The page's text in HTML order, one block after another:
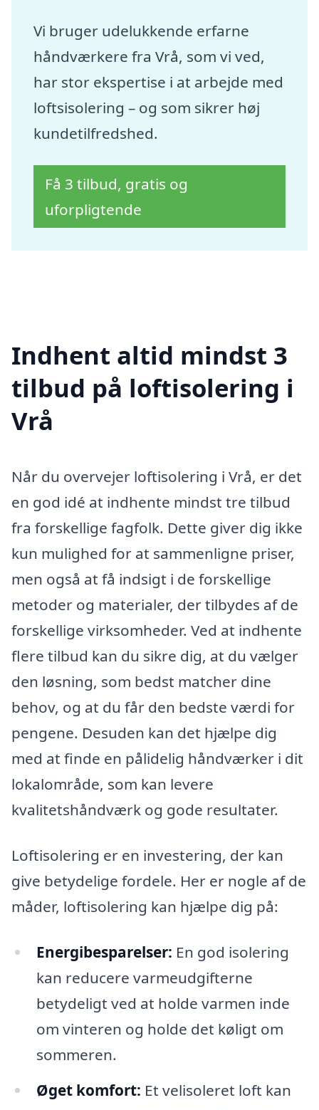
Vi bruger udelukkende erfarne
håndværkere fra Vrå, som vi ved,
har stor ekspertise i at arbejde med
loftsisolering – og som sikrer høj
kundetilfredshed.
Få 3 tilbud, gratis og
uforpligtende
Indhent altid mindst 3
tilbud på loftisolering i
Vrå
Når du overvejer loftisolering i Vrå, er det
en god idé at indhente mindst tre tilbud
fra forskellige fagfolk. Dette giver dig ikke
kun mulighed for at sammenligne priser,
men også at få indsigt i de forskellige
metoder og materialer, der tilbydes af de
forskellige virksomheder. Ved at indhente
flere tilbud kan du sikre dig, at du vælger
den løsning, som bedst matcher dine
behov, og at du får den bedste værdi for
pengene. Desuden kan det hjælpe dig
med at finde en pålidelig håndværker i dit
lokalområde, som kan levere
kvalitetshåndværk og gode resultater.
Loftisolering er en investering, der kan
give betydelige fordele. Her er nogle af de
måder, loftisolering kan hjælpe dig på:
Energibesparelser: En god isolering
kan reducere varmeudgifterne
betydeligt ved at holde varmen inde
om vinteren og holde det køligt om
sommeren.
Øget komfort: Et velisoleret loft kan